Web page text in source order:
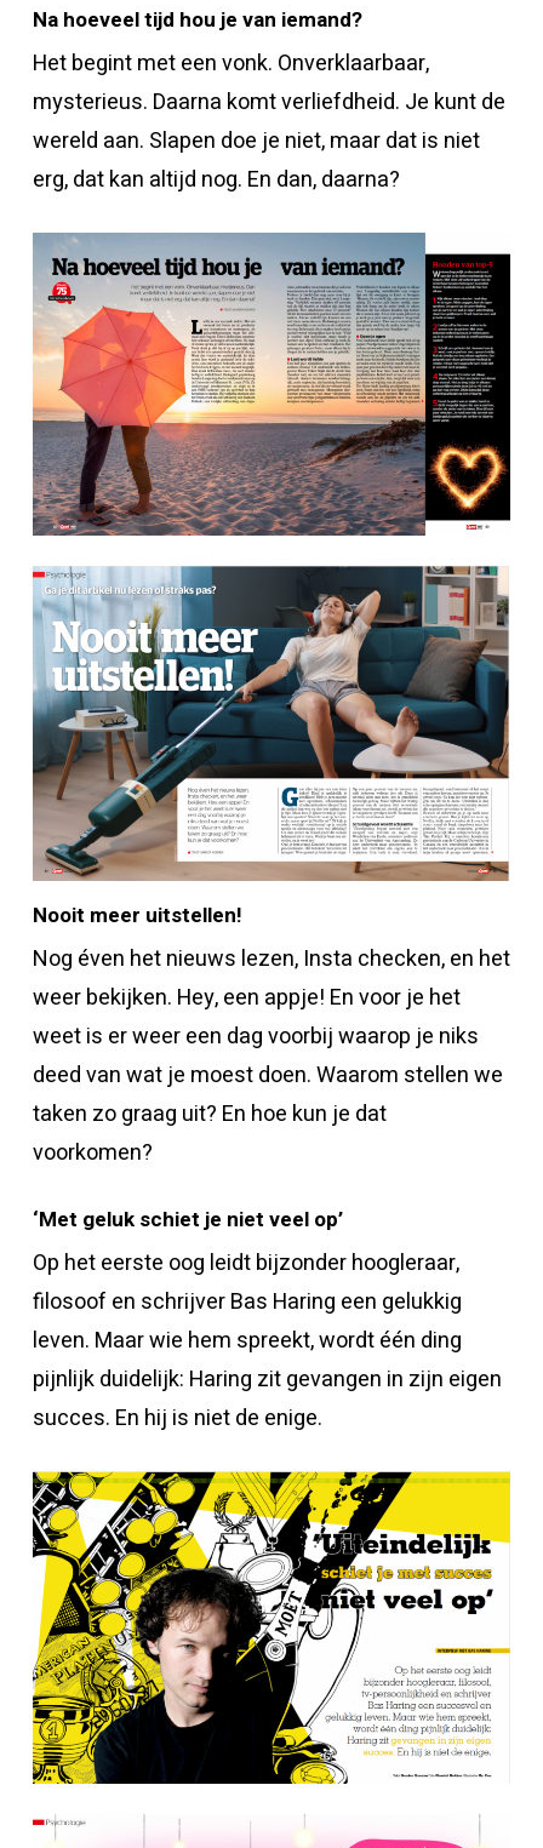
Na hoeveel tijd hou je van iemand?
Het begint met een vonk. Onverklaarbaar,
mysterieus. Daarna komt verliefdheid. Je kunt de
wereld aan. Slapen doe je niet, maar dat is niet
erg, dat kan altijd nog. En dan, daarna?
Nooit meer uitstellen!
Nog éven het nieuws lezen, Insta checken, en het
weer bekijken. Hey, een appje! En voor je het
weet is er weer een dag voorbij waarop je niks
deed van wat je moest doen. Waarom stellen we
taken zo graag uit? En hoe kun je dat
voorkomen?
‘Met geluk schiet je niet veel op’
Op het eerste oog leidt bijzonder hoogleraar,
filosoof en schrijver Bas Haring een gelukkig
leven. Maar wie hem spreekt, wordt één ding
pijnlijk duidelijk: Haring zit gevangen in zijn eigen
succes. En hij is niet de enige.